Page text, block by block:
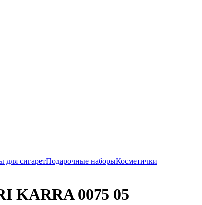
для сигаретПодарочные наборыКосметички
KARRA 0075 05